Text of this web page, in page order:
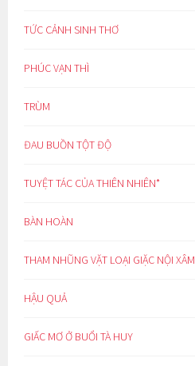
TỨC CẢNH SINH THƠ
PHÚC VẠN THÌ
TRÙM
ĐAU BUỒN TỘT ĐỘ
TUYỆT TÁC CỦA THIÊN NHIÊN*
BÀN HOÀN
THAM NHŨNG VẶT LOẠI GIẶC NỘI XÂM
HẬU QUẢ
GIẤC MƠ Ở BUỔI TÀ HUY